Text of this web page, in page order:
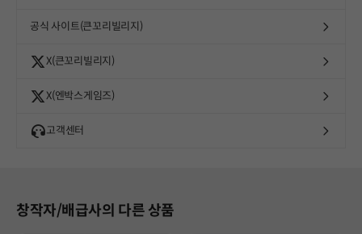
공식 사이트(큰꼬리빌리지)
X(큰꼬리빌리지)
X(엔박스게임즈)
고객센터
창작자/배급사의 다른 상품